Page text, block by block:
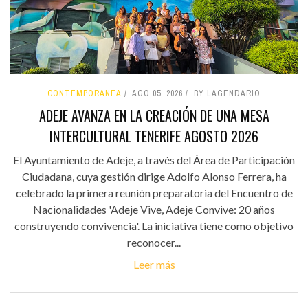
CONTEMPORÁNEA AGO 05, 2026 BY LAGENDARIO
ADEJE AVANZA EN LA CREACIÓN DE UNA MESA
INTERCULTURAL TENERIFE AGOSTO 2026
El Ayuntamiento de Adeje, a través del Área de Participación
Ciudadana, cuya gestión dirige Adolfo Alonso Ferrera, ha
celebrado la primera reunión preparatoria del Encuentro de
Nacionalidades 'Adeje Vive, Adeje Convive: 20 años
construyendo convivencia'. La iniciativa tiene como objetivo
reconocer...
Leer más